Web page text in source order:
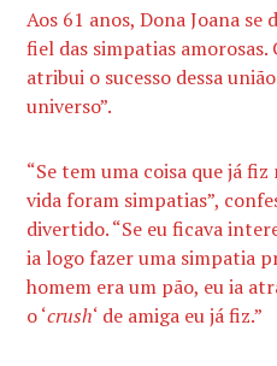
Aos 61 anos, Dona Joana
fiel das simpatias amorosas.
atribui o sucesso dessa
universo”.
“Se tem uma coisa que já
vida foram simpatias”,
divertido. “Se eu ficava
ia logo fazer uma simpatia
homem era um pão, eu ia
o ‘crush‘ de amiga eu já fiz.”